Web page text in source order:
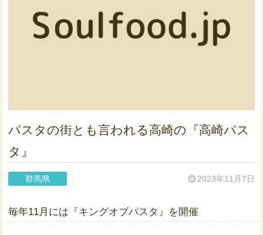
パスタの街とも言われる高崎の『高崎パス
タ』
群馬県 2023年11月7日
毎年11月には『キングオブパスタ』を開催